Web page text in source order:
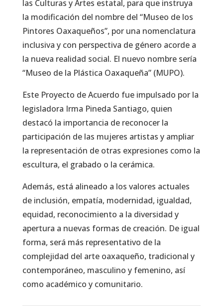
las Culturas y Artes estatal, para que instruya
la modificación del nombre del “Museo de los
Pintores Oaxaqueños”, por una nomenclatura
inclusiva y con perspectiva de género acorde a
la nueva realidad social. El nuevo nombre sería
“Museo de la Plástica Oaxaqueña” (MUPO).
Este Proyecto de Acuerdo fue impulsado por la
legisladora Irma Pineda Santiago, quien
destacó la importancia de reconocer la
participación de las mujeres artistas y ampliar
la representación de otras expresiones como la
escultura, el grabado o la cerámica.
Además, está alineado a los valores actuales
de inclusión, empatía, modernidad, igualdad,
equidad, reconocimiento a la diversidad y
apertura a nuevas formas de creación. De igual
forma, será más representativo de la
complejidad del arte oaxaqueño, tradicional y
contemporáneo, masculino y femenino, así
como académico y comunitario.